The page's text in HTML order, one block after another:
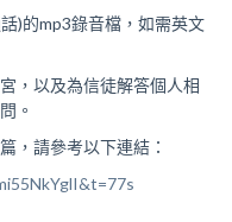
)的mp3錄音檔，如需英文
，以及為信徒解答個人相
。
，請參考以下連結：